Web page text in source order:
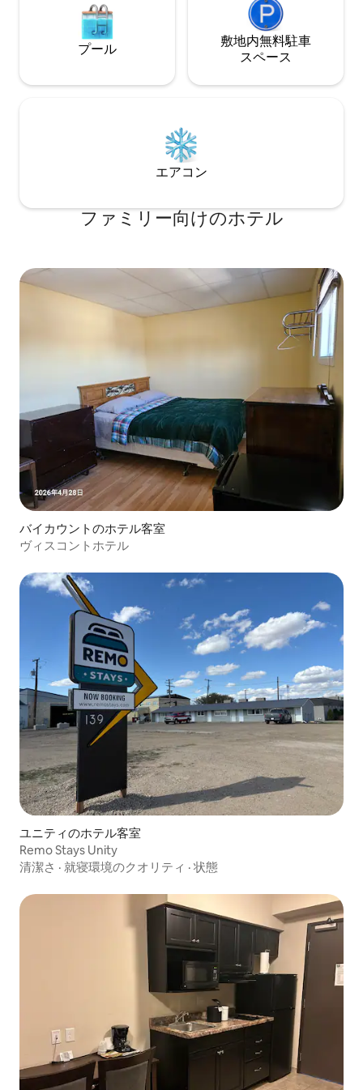
プール
敷地内無料駐⁠車
ス⁠ペ⁠ー⁠ス
エアコン
ファミリー向⁠け⁠のホ⁠テ⁠ル
バイカウントのホテル客室
ヴィスコントホテル
ユニティのホテル客室
Remo Stays Unity
清潔さ · 就寝環境のクオリティ · 状態